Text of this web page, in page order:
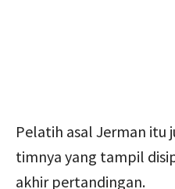
Pelatih asal Jerman itu
timnya yang tampil
akhir pertandingan.